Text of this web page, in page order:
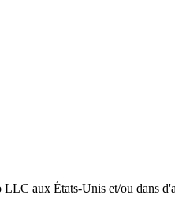
aux États-Unis et/ou dans